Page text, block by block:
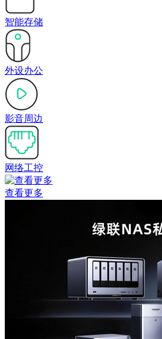
智能存储
外设办公
影音周边
网络工控
查看更多